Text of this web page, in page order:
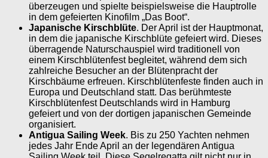
überzeugen und spielte beispielsweise die Hauptrolle
in dem gefeierten Kinofilm „Das Boot“.
Japanische Kirschblüte. Der April ist der Hauptmonat,
in dem die japanische Kirschblüte gefeiert wird. Dieses
überragende Naturschauspiel wird traditionell von
einem Kirschblütenfest begleitet, während dem sich
zahlreiche Besucher an der Blütenpracht der
Kirschbäume erfreuen. Kirschblütenfeste finden auch in
Europa und Deutschland statt. Das berühmteste
Kirschblütenfest Deutschlands wird in Hamburg
gefeiert und von der dortigen japanischen Gemeinde
organisiert.
Antigua Sailing Week. Bis zu 250 Yachten nehmen
jedes Jahr Ende April an der legendären Antigua